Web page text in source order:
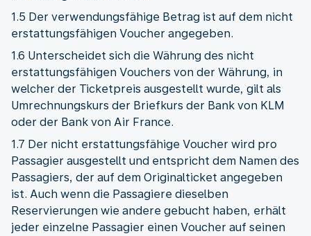
1.5 Der verwendungsfähige Betrag ist auf dem nicht
erstattungsfähigen Voucher angegeben.
1.6 Unterscheidet sich die Währung des nicht
erstattungsfähigen Vouchers von der Währung, in
welcher der Ticketpreis ausgestellt wurde, gilt als
Umrechnungskurs der Briefkurs der Bank von KLM
oder der Bank von Air France.
1.7 Der nicht erstattungsfähige Voucher wird pro
Passagier ausgestellt und entspricht dem Namen des
Passagiers, der auf dem Originalticket angegeben
ist. Auch wenn die Passagiere dieselben
Reservierungen wie andere gebucht haben, erhält
jeder einzelne Passagier einen Voucher auf seinen